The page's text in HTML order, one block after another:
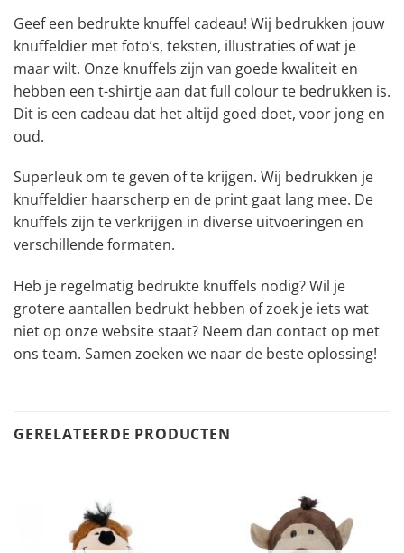
Geef een bedrukte knuffel cadeau! Wij bedrukken jouw
knuffeldier met foto’s, teksten, illustraties of wat je
maar wilt. Onze knuffels zijn van goede kwaliteit en
hebben een t-shirtje aan dat full colour te bedrukken is.
Dit is een cadeau dat het altijd goed doet, voor jong en
oud.
Superleuk om te geven of te krijgen. Wij bedrukken je
knuffeldier haarscherp en de print gaat lang mee. De
knuffels zijn te verkrijgen in diverse uitvoeringen en
verschillende formaten.
Heb je regelmatig bedrukte knuffels nodig? Wil je
grotere aantallen bedrukt hebben of zoek je iets wat
niet op onze website staat? Neem dan contact op met
ons team. Samen zoeken we naar de beste oplossing!
GERELATEERDE PRODUCTEN